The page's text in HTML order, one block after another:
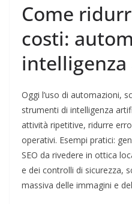
Come
costi:
Oggi l’uso di automazioni,
strumenti di intelligenza
attività ripetitive, ridurre
operativi. Esempi pratici:
SEO da rivedere in ottica
e dei controlli di sicurezza,
massiva delle immagini e